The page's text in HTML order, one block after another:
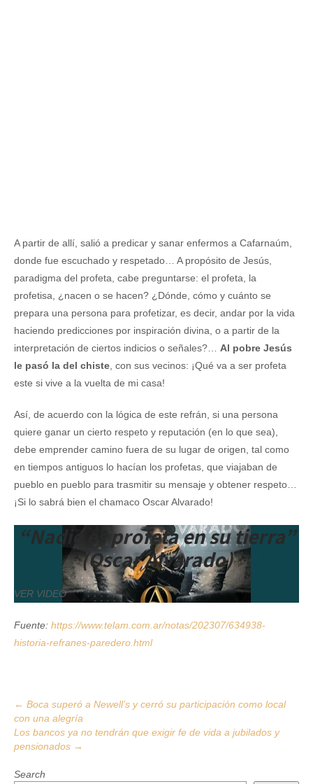
A partir de allí, salió a predicar y sanar enfermos a Cafarnaúm,
donde fue escuchado y respetado… A propósito de Jesús,
paradigma del profeta, cabe preguntarse: el profeta, la
profetisa, ¿nacen o se hacen? ¿Dónde, cómo y cuánto se
prepara una persona para profetizar, es decir, andar por la vida
haciendo predicciones por inspiración divina, o a partir de la
interpretación de ciertos indicios o señales?… Al pobre Jesús
le pasó la del chiste, con sus vecinos: ¡Qué va a ser profeta
este si vive a la vuelta de mi casa!
Así, de acuerdo con la lógica de este refrán, si una persona
quiere ganar un cierto respeto y reputación (en lo que sea),
debe emprender camino fuera de su lugar de origen, tal como
en tiempos antiguos lo hacían los profetas, que viajaban de
pueblo en pueblo para trasmitir su mensaje y obtener respeto…
¡Si lo sabrá bien el chamaco Oscar Alvarado!
“Nadie es profeta en su tierra”
(Oscar Alvarado)
VER VIDEO
Fuente: https://www.telam.com.ar/notas/202307/634938-
historia-refranes-paredero.html
Post
navigation
← Boca superó a Newell’s y cerró su participación como local
con una alegría
Los bancos ya no tendrán que exigir fe de vida a jubilados y
pensionados →
Search